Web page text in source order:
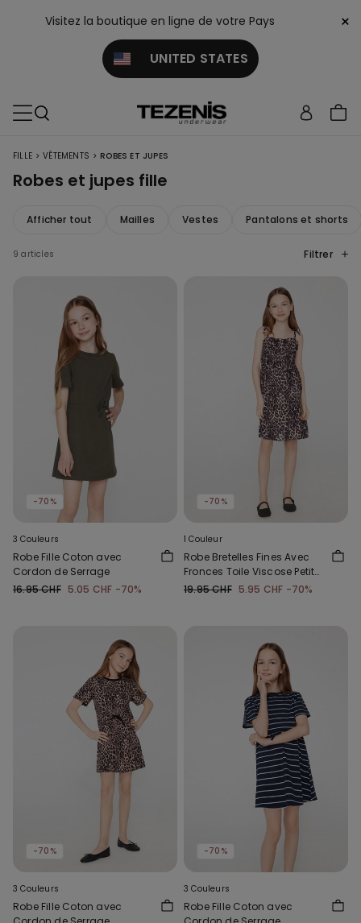
Visitez la boutique en ligne de votre Pays
UNITED STATES
×
FILLE > VÊTEMENTS > ROBES ET JUPES
Robes et jupes fille
Afficher tout Mailles Vestes Pantalons et shorts
9 articles Filtrer
-70%
3 Couleurs
Robe Fille Coton avec
Cordon de Serrage
16.95 CHF 5.05 CHF -70%
-70%
1 Couleur
Robe Bretelles Fines Avec
Fronces Toile Viscose Petite
Fille
19.95 CHF 5.95 CHF -70%
-70%
3 Couleurs
Robe Fille Coton avec
-70%
3 Couleurs
Robe Fille Coton avec